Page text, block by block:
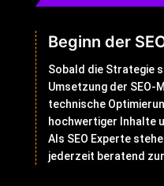
Beginn der
Sobald die Strategie
Umsetzung der SEO-
technische
hochwertiger Inhalte
Als SEO Experte
jederzeit beratend